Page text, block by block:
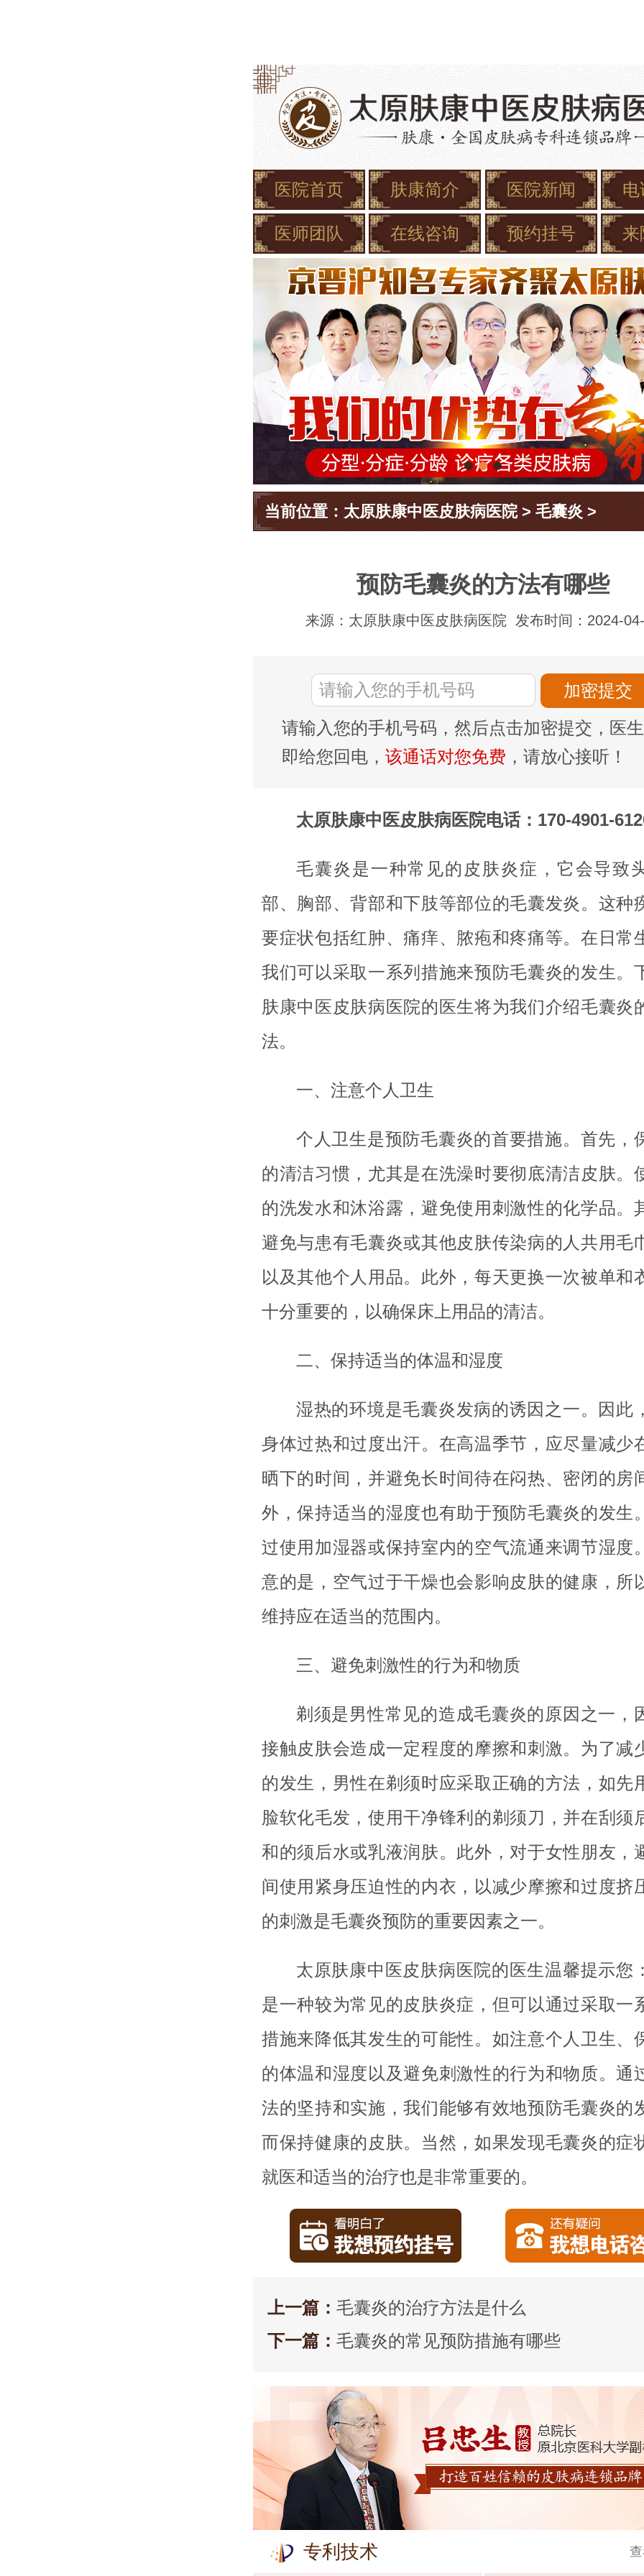
医院首页 肤康简介 医院新闻 电
医师团队 在线咨询 预约挂号 来
当前位置： 太原肤康中医皮肤病医院> 毛囊炎 >
预防毛囊炎的方法有哪些
来源：太原肤康中医皮肤病医院 发布时间：2024-
请输入您的手机号码，然后点击加密提交，医
即给您回电， 该通话对您免费 ，请放心接听！
太原肤康中医皮肤病医院电话：170-4901-
毛囊炎是一种常见的皮肤炎症，它会导致
部、胸部、背部和下肢等部位的毛囊发炎。这种
要症状包括红肿、痛痒、脓疱和疼痛等。在日常
我们可以采取一系列措施来预防毛囊炎的发生。
肤康中医皮肤病医院的医生将为我们介绍毛囊炎
法。
一、注意个人卫生
个人卫生是预防毛囊炎的首要措施。首先，
的清洁习惯，尤其是在洗澡时要彻底清洁皮肤。
的洗发水和沐浴露，避免使用刺激性的化学品。
避免与患有毛囊炎或其他皮肤传染病的人共用毛
以及其他个人用品。此外，每天更换一次被单和
十分重要的，以确保床上用品的清洁。
二、保持适当的体温和湿度
湿热的环境是毛囊炎发病的诱因之一。因此
身体过热和过度出汗。在高温季节，应尽量减少
晒下的时间，并避免长时间待在闷热、密闭的房
外，保持适当的湿度也有助于预防毛囊炎的发生
过使用加湿器或保持室内的空气流通来调节湿度
意的是，空气过于干燥也会影响皮肤的健康，所
维持应在适当的范围内。
三、避免刺激性的行为和物质
剃须是男性常见的造成毛囊炎的原因之一，
接触皮肤会造成一定程度的摩擦和刺激。为了减
的发生，男性在剃须时应采取正确的方法，如先
脸软化毛发，使用干净锋利的剃须刀，并在刮须
和的须后水或乳液润肤。此外，对于女性朋友，
间使用紧身压迫性的内衣，以减少摩擦和过度挤
的刺激是毛囊炎预防的重要因素之一。
太原肤康中医皮肤病医院的医生温馨提示您
是一种较为常见的皮肤炎症，但可以通过采取一
措施来降低其发生的可能性。如注意个人卫生、
的体温和湿度以及避免刺激性的行为和物质。通
法的坚持和实施，我们能够有效地预防毛囊炎的
而保持健康的皮肤。当然，如果发现毛囊炎的症
就医和适当的治疗也是非常重要的。
上一篇： 毛囊炎的治疗方法是什么
下一篇： 毛囊炎的常见预防措施有哪些
专利技术